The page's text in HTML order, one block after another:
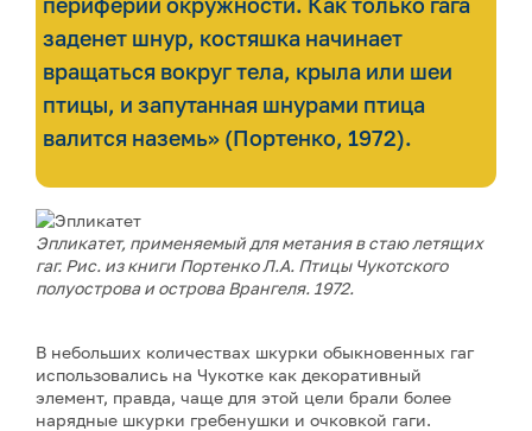
заденет шнур, костяшка начинает
вращаться вокруг тела, крыла или шеи
птицы, и запутанная шнурами птица
валится наземь» (Портенко, 1972).
Эпликатет, применяемый для метания в стаю летящих
гаг. Рис. из книги Портенко Л.А. Птицы Чукотского
полуострова и острова Врангеля. 1972.
В небольших количествах шкурки обыкновенных гаг
использовались на Чукотке как декоративный
элемент, правда, чаще для этой цели брали более
нарядные шкурки гребенушки и очковкой гаги.